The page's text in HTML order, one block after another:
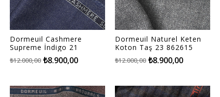
Dormeuil Cashmere
Supreme İndigo 21
794209
₺8.900,00
₺12.000,00
Dormeuil Naturel Keten
Koton Taş 23 862615
₺8.900,00
₺12.000,00